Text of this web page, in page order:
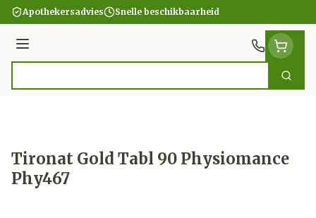
Ga naar de inhoud
Apothekersadvies Snelle beschikbaarheid
Menu
Zoek
Tironat Gold Tabl 90 Physiomance
Phy467